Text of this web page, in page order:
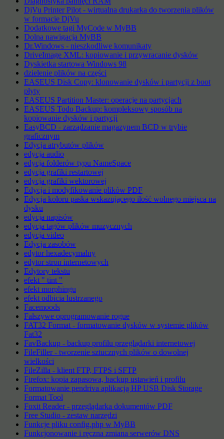
DjVu Printer Pilot - wirtualna drukarka do tworzenia plików
w formacie DjVu
Dodatkowe tagi MyCode w MyBB
Dolna nawigacja MyBB
Dr.Windows - nieszkodliwe komunikaty
DriveImage XML: kopiowanie i przywracanie dysków
Dyskietka startowa Windows 98
dzielenie plików na części
EASEUS Disk Copy: klonowanie dysków i partycji z boot
płyty
EASEUS Partition Master: operacje na partycjach
EASEUS Todo Backup: kompleksowy sposób na
kopiowanie dysków i partycji
EasyBCD - zarządzanie magazynem BCD w trybie
graficznym
Edycja atrybutów plików
edycja audio
edycja folderów typu NameSpace
edycja grafiki restartowej
edycja grafiki wektorowej
Edycja i modyfikowanie plików PDF
Edycja koloru paska wskazującego ilość wolnego miejsca na
dysku
edycja napisów
edycja tagów plików muzycznych
edycja video
Edycja zasobów
edytor hexadecymalny
edytor stron internetowych
Edytory tekstu
efekt " tint "
efekt morphingu
efekt odbicia lustrzanego
Facemoods
Fałszywe oprogramowanie rogue
FAT32 Format - formatowanie dysków w systemie plików
Fat32
FavBackup - backup profilu przeglądarki internetowej
FileFiller - tworzenie sztucznych plików o dowolnej
wielkości
FileZilla - klient FTP, FTPS i SFTP
Firefox: kopia zapasowa, backup ustawień i profilu
Formatowanie pendriva aplikacją HP USB Disk Storage
Format Tool
Foxit Reader - przeglądarka dokumentów PDF
Free Studio - zestaw narzędzi
Funkcje pliku config.php w MyBB
Funkcjonowanie i ręczna zmiana serwerów DNS